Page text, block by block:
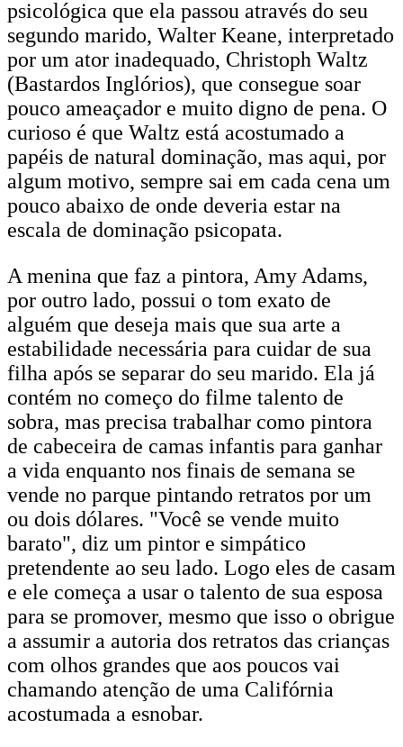
psicológica que ela passou através do seu
segundo marido, Walter Keane, interpretado
por um ator inadequado, Christoph Waltz
(Bastardos Inglórios), que consegue soar
pouco ameaçador e muito digno de pena. O
curioso é que Waltz está acostumado a
papéis de natural dominação, mas aqui, por
algum motivo, sempre sai em cada cena um
pouco abaixo de onde deveria estar na
escala de dominação psicopata.
A menina que faz a pintora, Amy Adams,
por outro lado, possui o tom exato de
alguém que deseja mais que sua arte a
estabilidade necessária para cuidar de sua
filha após se separar do seu marido. Ela já
contém no começo do filme talento de
sobra, mas precisa trabalhar como pintora
de cabeceira de camas infantis para ganhar
a vida enquanto nos finais de semana se
vende no parque pintando retratos por um
ou dois dólares. "Você se vende muito
barato", diz um pintor e simpático
pretendente ao seu lado. Logo eles de casam
e ele começa a usar o talento de sua esposa
para se promover, mesmo que isso o obrigue
a assumir a autoria dos retratos das crianças
com olhos grandes que aos poucos vai
chamando atenção de uma Califórnia
acostumada a esnobar.